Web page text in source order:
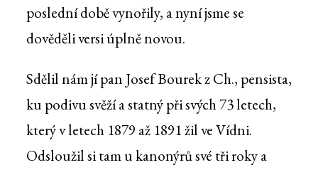
poslední době vynořily, a nyní jsme se
dověděli versi úplně novou.
Sdělil nám jí pan Josef Bourek z Ch., pensista,
ku podivu svěží a statný při svých 73 letech,
který v letech 1879 až 1891 žil ve Vídni.
Odsloužil si tam u kanonýrů své tři roky a